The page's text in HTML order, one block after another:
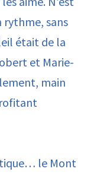
rythme, sans
était de la
et Marie-
main
le Mont